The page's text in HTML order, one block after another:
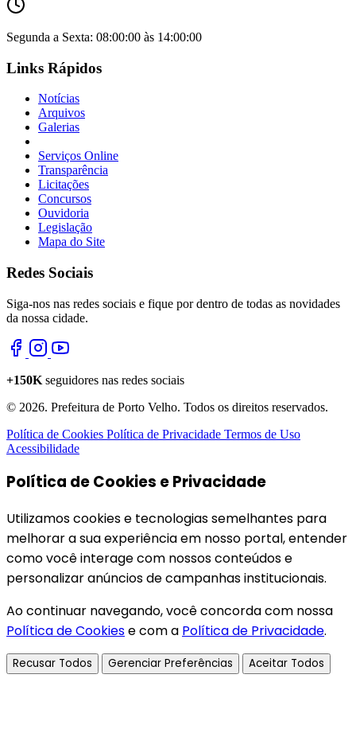
Segunda a Sexta: 08:00:00 às 14:00:00
Links Rápidos
Notícias
Arquivos
Galerias
Serviços Online
Transparência
Licitações
Concursos
Ouvidoria
Legislação
Mapa do Site
Redes Sociais
Siga-nos nas redes sociais e fique por dentro de todas as novidades
da nossa cidade.
+150K seguidores nas redes sociais
© 2026. Prefeitura de Porto Velho. Todos os direitos reservados.
Política de Cookies Política de Privacidade Termos de Uso
Acessibilidade
Política de Cookies e Privacidade
Utilizamos cookies e tecnologias semelhantes para
melhorar a sua experiência em nosso portal, entender
como você interage com nossos conteúdos e
personalizar anúncios de campanhas institucionais.
Ao continuar navegando, você concorda com nossa
Política de Cookiese com a Política de Privacidade.
Recusar Todos Gerenciar Preferências Aceitar Todos